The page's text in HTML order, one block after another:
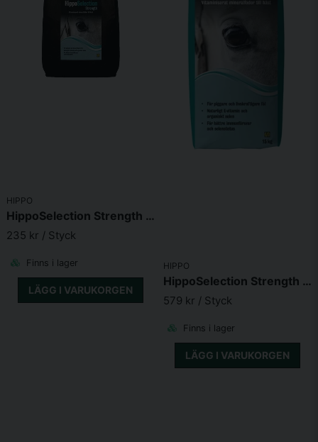
Zink 2000 mg
Järn 750 mg
Kobolt 8 mg
Koppar 600 mg
HIPPO
HippoSelection Strength Pellets 5kg
235 kr / Styck
Finns i lager
LÄGG I VARUKORGEN
HIPPO
HippoSelection Strength Pellets 15kg
579 kr / Styck
Finns i lager
LÄGG I VARUKORGEN